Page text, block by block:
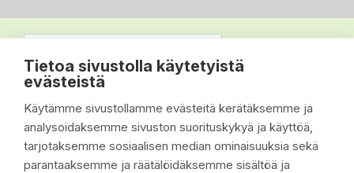
Tietoa sivustolla käytetyistä
evästeistä
Käytämme sivustollamme evästeitä kerätäksemme ja
analysoidaksemme sivuston suorituskykyä ja käyttöä,
tarjotaksemme sosiaalisen median ominaisuuksia sekä
parantaaksemme ja räätälöidäksemme sisältöä ja